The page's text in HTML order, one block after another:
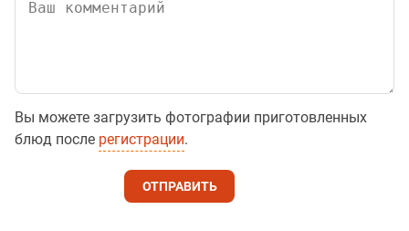
Вы можете загрузить фотографии приготовленных
блюд после регистрации.
ОТПРАВИТЬ